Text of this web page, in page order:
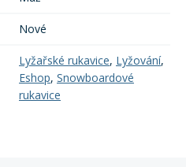
Nové
Lyžařské rukavice, Lyžování,
Eshop, Snowboardové
rukavice